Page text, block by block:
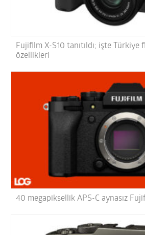
Fujifilm X-S10 tanıtıldı; işte Türkiye
özellikleri
40 megapiksellik APS-C aynasız